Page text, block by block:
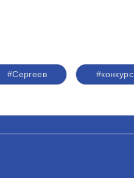
#Сергеев #конкурс